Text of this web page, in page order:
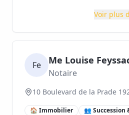
Voir plus
Fe Me Louise
Notaire
10 Boulevard de la Prade
🏠 Immobilier 👥 Succession